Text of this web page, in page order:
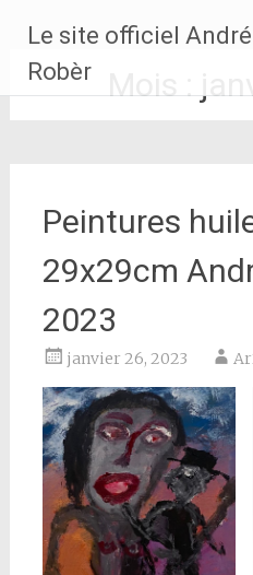
contenu
principal
Le site officiel André
Robèr
Mois :
Peintures
29x29cm
2023
janvier 26, 2023